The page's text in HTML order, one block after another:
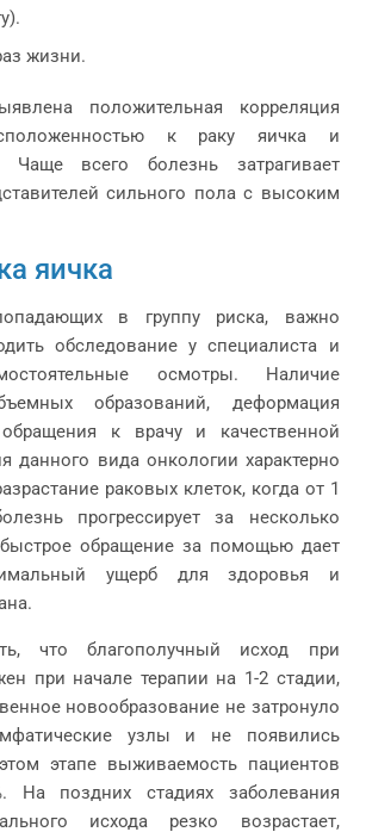
жизни.
положительная корреляция
к раку яичка и
Чаще всего болезнь затрагивает
сильного пола с высоким
яичка
в группу риска, важно
обследование у специалиста и
осмотры. Наличие
образований, деформация
к врачу и качественной
данного вида онкологии характерно
раковых клеток, когда от 1
прогрессирует за несколько
обращение за помощью дает
ущерб для здоровья и
что благополучный исход при
при начале терапии на 1-2 стадии,
новообразование не затронуло
узлы и не появились
этапе выживаемость пациентов
На поздних стадиях заболевания
исхода резко возрастает,